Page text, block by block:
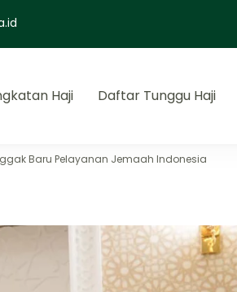
Haji Daftar Tunggu Haji
Baru Pelayanan Jemaah Indonesia